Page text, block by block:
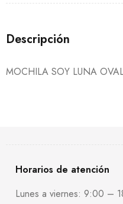
Descripción
MOCHILA SOY LUNA
Horarios de atención
Lunes a viernes: 9:00 –